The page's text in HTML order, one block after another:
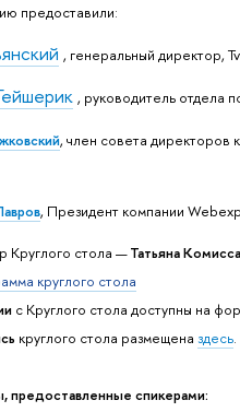
предоставили:
, генеральный директор,
, руководитель отдела
, член совета директоров
, Президент компании
Круглого стола —Татьяна
круглого стола
с Круглого стола доступны на
круглого стола размещеназдесь.
предоставленные спикерами: